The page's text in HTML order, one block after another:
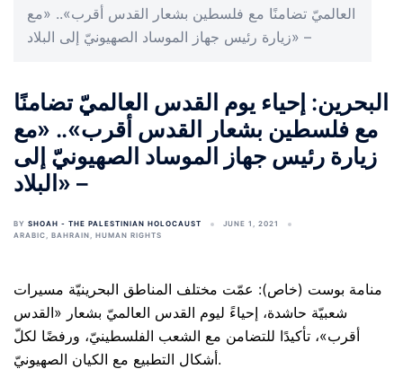
العالميّ تضامنًا مع فلسطين بشعار القدس أقرب».. «مع
زيارة رئيس جهاز الموساد الصهيونيّ إلى البلاد» –
البحرين: إحياء يوم القدس العالميّ تضامنًا
مع فلسطين بشعار القدس أقرب».. «مع
زيارة رئيس جهاز الموساد الصهيونيّ إلى
البلاد» –
BY SHOAH - THE PALESTINIAN HOLOCAUST
JUNE 1, 2021
ARABIC, BAHRAIN, HUMAN RIGHTS
منامة بوست (خاص): عمّت مختلف المناطق البحرينيّة مسيرات
شعبيّة حاشدة، إحياءً ليوم القدس العالميّ بشعار «القدس
أقرب»، تأكيدًا للتضامن مع الشعب الفلسطينيّ، ورفضًا لكلّ
أشكال التطبيع مع الكيان الصهيونيّ.